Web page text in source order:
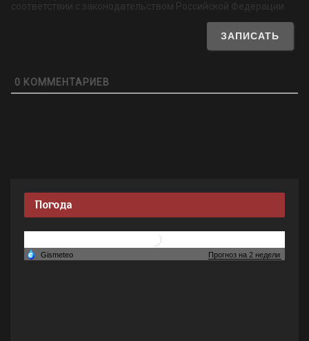
соответствии с законодательством Российской Федерации.
0 КОММЕНТАРИЕВ
Погода